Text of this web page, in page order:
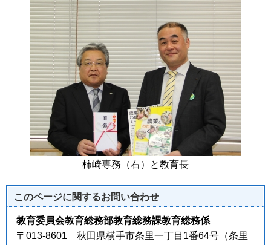
柿崎専務（右）と教育長
このページに関するお問い合わせ
教育委員会教育総務部教育総務課教育総務係
〒013-8601 秋田県横手市条里一丁目1番64号（条里